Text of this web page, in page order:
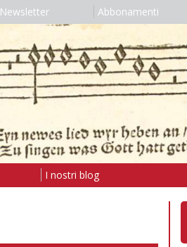
Newsletter Abbonamenti
I nostri blog